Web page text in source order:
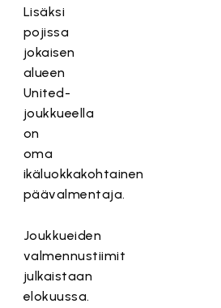
Lisäksi
pojissa
jokaisen
alueen
United-
joukkueella
on
oma
ikäluokkakohtainen
päävalmentaja.
Joukkueiden
valmennustiimit
julkaistaan
elokuussa.